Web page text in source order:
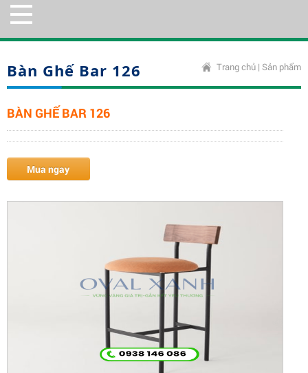
Bàn Ghế Bar 126 Trang chủ | Sản phẩm
BÀN GHẾ BAR 126
Mua ngay